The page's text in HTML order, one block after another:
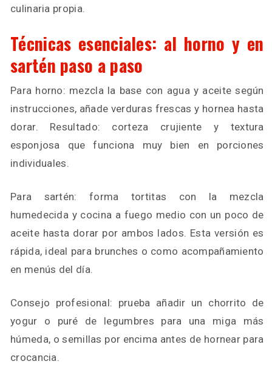
culinaria propia.
Técnicas esenciales: al horno y en
sartén paso a paso
Para horno: mezcla la base con agua y aceite según
instrucciones, añade verduras frescas y hornea hasta
dorar. Resultado: corteza crujiente y textura
esponjosa que funciona muy bien en porciones
individuales.
Para sartén: forma tortitas con la mezcla
humedecida y cocina a fuego medio con un poco de
aceite hasta dorar por ambos lados. Esta versión es
rápida, ideal para brunches o como acompañamiento
en menús del día.
Consejo profesional: prueba añadir un chorrito de
yogur o puré de legumbres para una miga más
húmeda, o semillas por encima antes de hornear para
crocancia.